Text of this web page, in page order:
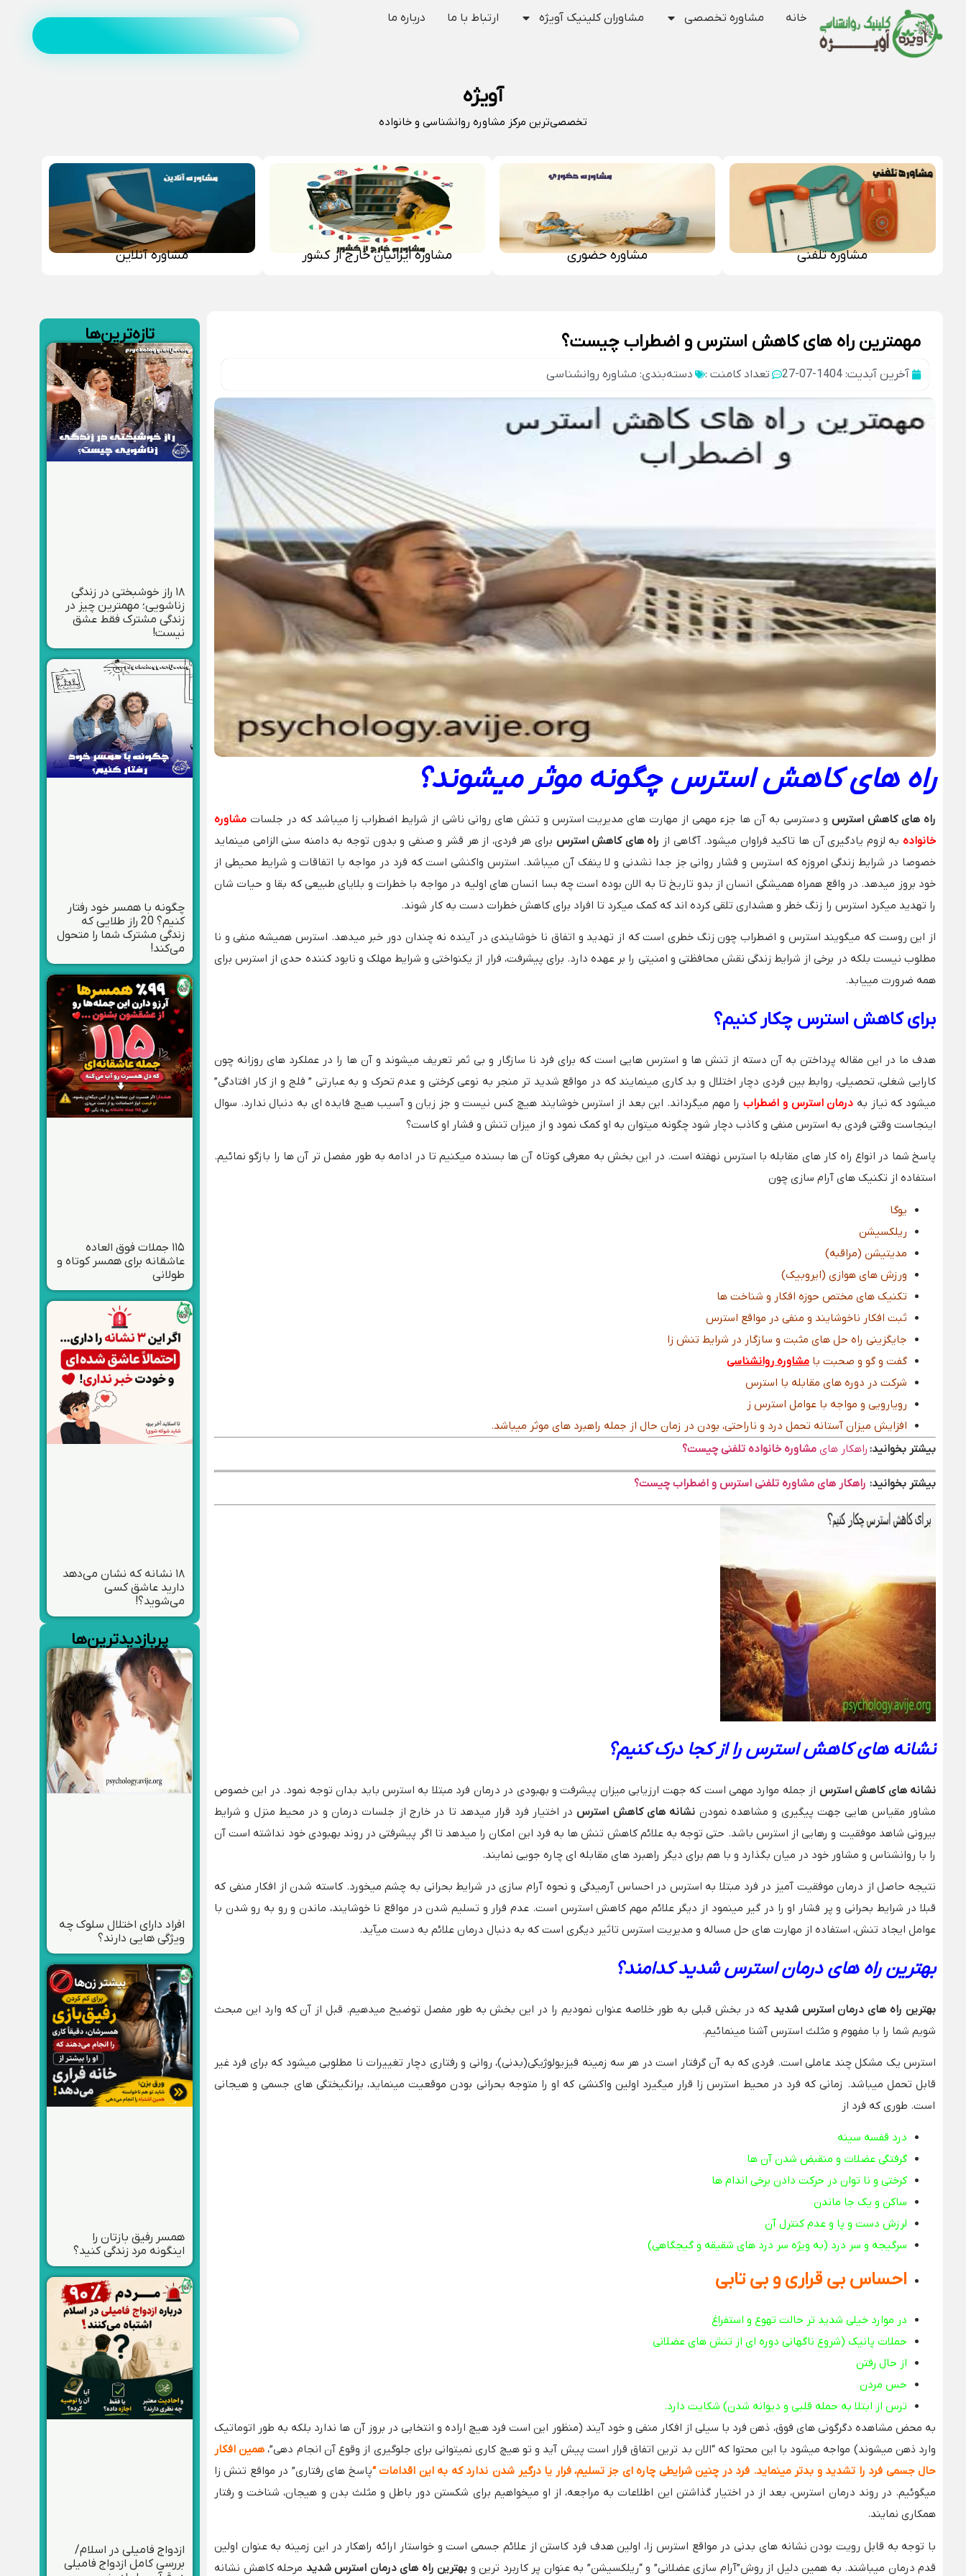
خانه مشاوره تخصصی مشاوران کلینیک آویژه ارتباط با ما درباره ما
آویژه
تخصصی‌ترین مرکز مشاوره روانشناسی و خانواده
مشاوره تلفنی مشاوره حضوری مشاوره ایرانیان خارج از کشور مشاوره آنلاین
مهمترین راه های کاهش استرس و اضطراب چیست؟
آخرین آبدیت: 1404-07-27 تعداد کامنت : دسته‌بندی: مشاوره روانشناسی
راه های کاهش استرس چگونه موثر میشوند؟
راه های کاهش استرسو دسترسی به آن ها جزء مهمی از مهارت های مدیریت استرس و تنش های روانی ناشی از شرایط اضطراب زا میباشد که در جلسات مشاوره
خانوادهبه لزوم یادگیری آن ها تاکید فراوان میشود. آگاهی از راه های کاهش استرس برای هر فردی، از هر قشر و صنفی و بدون توجه به دامنه سنی الزامی مینماید
خصوصا در شرایط زندگی امروزه که استرس و فشار روانی جز جدا نشدنی و لا ینفک آن میباشد. استرس واکنشی است که فرد در مواجه با اتفاقات و شرایط محیطی از
خود بروز میدهد. در واقع همراه همیشگی انسان از بدو تاریخ تا به الان بوده است چه بسا انسان های اولیه در مواجه با خطرات و بلایای طبیعی که بقا و حیات شان
را تهدید میکرد استرس را زنگ خطر و هشداری تلقی کرده اند که کمک میکرد تا افراد برای کاهش خطرات دست به کار شوند.
از این روست که میگویند استرس و اضطراب چون زنگ خطری است که از تهدید و اتفاق نا خوشایندی در آینده نه چندان دور خبر میدهد. استرس همیشه منفی و نا
مطلوب نیست بلکه در برخی از شرایط زندگی نقش محافظتی و امنیتی را بر عهده دارد. برای پیشرفت، فرار از یکنواختی و شرایط مهلک و نابود کننده حدی از استرس برای
همه ضرورت مییابد.
برای کاهش استرس چکار کنیم؟
هدف ما در این مقاله پرداختن به آن دسته از تنش ها و استرس هایی است که برای فرد نا سازگار و بی ثمر تعریف میشوند و آن ها را در عملکرد های روزانه چون
کارایی شغلی، تحصیلی، روابط بین فردی دچار اختلال و بد کاری مینمایند که در مواقع شدید تر منجر به نوعی کرختی و عدم تحرک و به عبارتی ” فلج و از کار افتادگی”
میشود که نیاز به درمان استرس و اضطرابرا مهم میگرداند. این بعد از استرس خوشایند هیچ کس نیست و جز زیان و آسیب هیچ فایده ای به دنبال ندارد. سوال
اینجاست وقتی فردی به استرس منفی و کاذب دچار شود چگونه میتوان به او کمک نمود و از میزان تنش و فشار او کاست؟
پاسخ شما در انواع راه کار های مقابله با استرس نهفته است. در این بخش به معرفی کوتاه آن ها بسنده میکنیم تا در ادامه به طور مفصل تر آن ها را بازگو نمائیم.
استفاده از تکنیک های آرام سازی چون
یوگا
ریلکسیشن
مدیتیشن (مراقبه)
ورزش های هوازی (ایروبیک)
تکنیک های مختص حوزه افکار و شناخت ها
ثبت افکار ناخوشایند و منفی در مواقع استرس
جایگزینی راه حل های مثبت و سازگار در شرایط تنش زا
گفت و گو و صحبت با مشاوره روانشناسی
شرکت در دوره های مقابله با استرس
رویارویی و مواجه با عوامل استرس ز
افزایش میزان آستانه تحمل درد و ناراحتی، بودن در زمان حال از جمله راهبرد های موثر میباشد.
بیشتر بخوانید: راهکار های مشاوره خانواده تلفنی چیست؟
بیشتر بخوانید: راهکار های مشاوره تلفنی استرس و اضطراب چیست؟
نشانه های کاهش استرس را از کجا درک کنیم؟
نشانه های کاهش استرس از جمله موارد مهمی است که جهت ارزیابی میزان پیشرفت و بهبودی در درمان فرد مبتلا به استرس باید بدان توجه نمود. در این خصوص
مشاور مقیاس هایی جهت پیگیری و مشاهده نمودن نشانه های کاهش استرسدر اختیار فرد قرار میدهد تا در خارج از جلسات درمان و در محیط منزل و شرایط
بیرونی شاهد موفقیت و رهایی از استرس باشد. حتی توجه به علائم کاهش تنش ها به فرد این امکان را میدهد تا اگر پیشرفتی در روند بهبودی خود نداشته است آن
را با روانشناس و مشاور خود در میان بگذارد و با هم برای دیگر راهبرد های مقابله ای چاره جویی نمایند.
نتیجه حاصل از درمان موفقیت آمیز در فرد مبتلا به استرس در احساس آرمیدگی و نحوه آرام سازی در شرایط بحرانی به چشم میخورد. کاسته شدن از افکار منفی که
قبلا در شرایط بحرانی و پر فشار او را در گیر مینمود از دیگر علائم مهم کاهش استرس است. عدم فرار و تسلیم شدن در مواقع نا خوشایند، ماندن و رو به رو شدن با
عوامل ایجاد تنش، استفاده از مهارت های حل مساله و مدیریت استرس تاثیر دیگری است که به دنبال درمان علائم به دست میآید.
بهترین راه های درمان استرس شدید کدامند؟
بهترین راه های درمان استرس شدید که در بخش قبلی به طور خلاصه عنوان نمودیم را در این بخش به طور مفصل توضیح میدهیم. قبل از آن که وارد این مبحث
شویم شما را با مفهوم و مثلث استرس آشنا مینمائیم.
استرس یک مشکل چند عاملی است. فردی که به آن گرفتار است در هر سه زمینه فیزیولوژیکی(بدنی)، روانی و رفتاری دچار تغییرات نا مطلوبی میشود که برای فرد غیر
قابل تحمل میباشد. زمانی که فرد در محیط استرس زا قرار میگیرد اولین واکنشی که او را متوجه بحرانی بودن موقعیت مینماید، برانگیختگی های جسمی و هیجانی
است. طوری که فرد از
درد قفسه سینه
گرفتگی عضلات و منقبض شدن آن ها
کرختی و نا توان در حرکت دادن برخی اندام ها
ساکن و یک جا ماندن
لرزش دست و پا و عدم کنترل آن
سرگیجه و سر درد (به ویژه سر درد های شقیقه و گیجگاهی)
احساس بی قراری و بی تابی
در موارد خیلی شدید تر حالت تهوع و استفراغ
حملات پانیک (شروع ناگهانی دوره ای از تنش های عضلانی
از حال رفتن
حس مردن
ترس از ابتلا به حمله قلبی و دیوانه شدن) شکایت دارد.
به محض مشاهده دگرگونی های فوق، ذهن فرد با سیلی از افکار منفی و خود آیند (منظور این است فرد هیچ اراده و انتخابی در بروز آن ها ندارد بلکه به طور اتوماتیک
وارد ذهن میشوند) مواجه میشود با این محتوا که “الان بد ترین اتفاق قرار است پیش آید و تو هیچ کاری نمیتوانی برای جلوگیری از وقوع آن انجام دهی”،همین افکار
حال جسمی فرد را تشدید و بدتر مینماید. فرد در چنین شرایطی چاره ای جز تسلیم، فرار یا درگیر شدن ندارد که به این اقدامات “پاسخ های رفتاری” در مواقع تنش زا
میگوئیم. در روند درمان استرس، بعد از در اختیار گذاشتن این اطلاعات به مراجعه، از او میخواهیم برای شکستن دور باطل و مثلث بدن و هیجان، شناخت و رفتار
همکاری نمایند.
با توجه به قابل رویت بودن نشانه های بدنی در مواقع استرس زا، اولین هدف فرد کاستن از علائم جسمی است و خواستار ارائه راهکار در این زمینه به عنوان اولین
قدم درمان میباشند. به همین دلیل از روش”آرام سازی عضلانی” و “ریلکسیشن” به عنوان پر کاربرد ترین و بهترین راه های درمان استرس شدید مرحله کاهش نشانه
تازه‌ترین‌ها
۱۸ راز خوشبختی در زندگی
زناشویی؛ مهمترین چیز در
زندگی مشترک فقط عشق
نیست!
چگونه با همسر خود رفتار
کنیم؟ 20 راز طلایی که
زندگی مشترک شما را متحول
می‌کند!
۱۱۵ جملات فوق العاده
عاشقانه برای همسر کوتاه و
طولانی
۱۸ نشانه که نشان می‌دهد
دارید عاشق کسی
می‌شوید؟!
پربازدیدترین‌ها
افراد دارای اختلال سلوک چه
ویژگی هایی دارند؟
همسر رفیق بازتان را
اینگونه مرد زندگی کنید؟
ازدواج فامیلی در اسلام/
بررسی کامل ازدواج فامیلی